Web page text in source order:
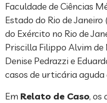
Faculdade de Ciências
Estado do Rio de
do Exército no Rio de
Priscilla Filippo Alvim de
Denise Pedrazzi e
casos de urticária aguda
Em Relato de Caso, os